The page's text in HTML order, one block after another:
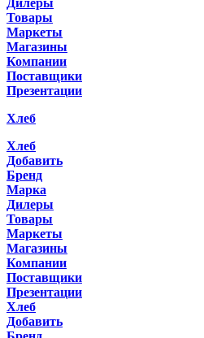
Дилеры
Товары
Маркеты
Магазины
Компании
Поставщики
Презентации
Хлеб
Хлеб
Добавить
Бренд
Марка
Дилеры
Товары
Маркеты
Магазины
Компании
Поставщики
Презентации
Хлеб
Добавить